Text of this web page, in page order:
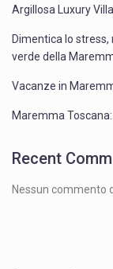
Argillosa Luxury
Dimentica lo
verde della
Vacanze in
Maremma
Recent
Nessun commento